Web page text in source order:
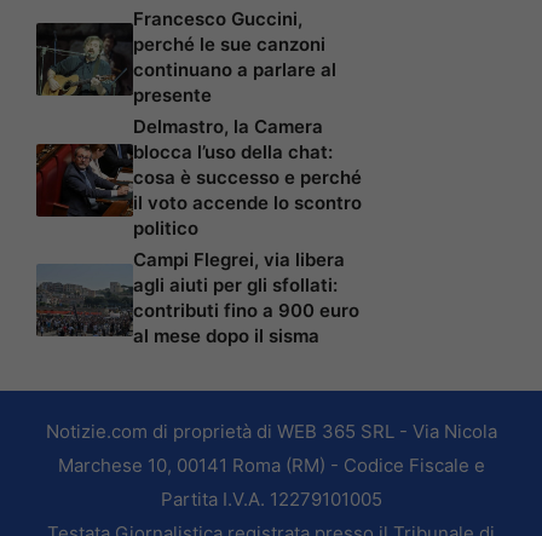
Francesco Guccini,
perché le sue canzoni
continuano a parlare al
presente
Delmastro, la Camera
blocca l’uso della chat:
cosa è successo e perché
il voto accende lo scontro
politico
Campi Flegrei, via libera
agli aiuti per gli sfollati:
contributi fino a 900 euro
al mese dopo il sisma
Notizie.com di proprietà di WEB 365 SRL - Via Nicola
Marchese 10, 00141 Roma (RM) - Codice Fiscale e
Partita I.V.A. 12279101005